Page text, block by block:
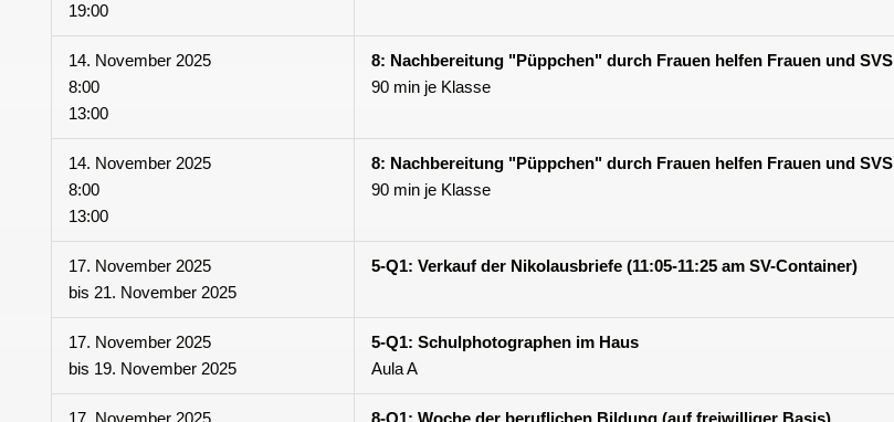
19:00
14. November 2025
8:00
13:00
8: Nachbereitung "Püppchen" durch Frauen helfen Frauen und SVS
90 min je Klasse
14. November 2025
8:00
13:00
8: Nachbereitung "Püppchen" durch Frauen helfen Frauen und SVS
90 min je Klasse
17. November 2025
bis 21. November 2025
5-Q1: Verkauf der Nikolausbriefe (11:05-11:25 am SV-Container)
17. November 2025
bis 19. November 2025
5-Q1: Schulphotographen im Haus
Aula A
17. November 2025
8-Q1: Woche der beruflichen Bildung (auf freiwilliger Basis)